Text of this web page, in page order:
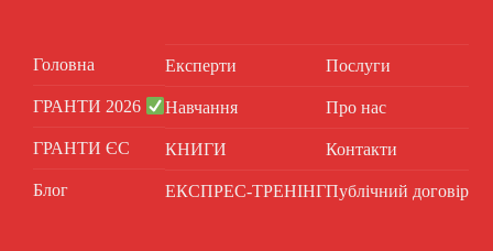
Головна
ГРАНТИ 2026
ГРАНТИ ЄС
Блог
Експерти
Навчання
КНИГИ
ЕКСПРЕС-ТРЕНІНГ
Послуги
Про нас
Контакти
Публічний договір